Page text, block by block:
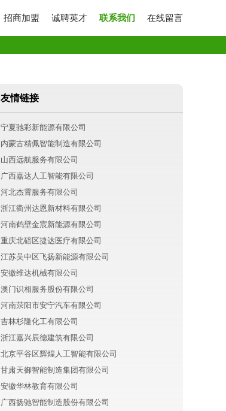
招商加盟 诚聘英才 联系我们 在线留言
友情链接
宁夏驰彩新能源有限公司
内蒙古精佩智能制造有限公司
山西远航服务有限公司
广西嘉达人工智能有限公司
河北杰霄服务有限公司
浙江衢州达恩新材料有限公司
河南鹤壁金宸新能源有限公司
重庆北碚区捷达医疗有限公司
江苏吴中区飞扬新能源有限公司
安徽维达机械有限公司
澳门识相服务股份有限公司
河南荥阳市安宁汽车有限公司
吉林杉隆化工有限公司
浙江嘉兴辰德建筑有限公司
北京平谷区辉煌人工智能有限公司
甘肃天御智能制造集团有限公司
安徽华林教育有限公司
广西扬驰智能制造股份有限公司